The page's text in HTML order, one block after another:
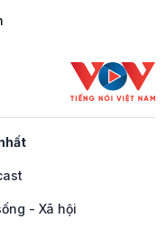
- Xã hội